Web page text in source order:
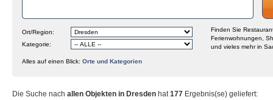
Ort/Region:
Kategorie:
Finden Sie
Ferienwohnungen,
und vieles mehr in
Alles auf einen Blick: Orte und Kategorien
Die Suche nach allen Objekten in Dresden hat177 Ergebnis(se) geliefert: